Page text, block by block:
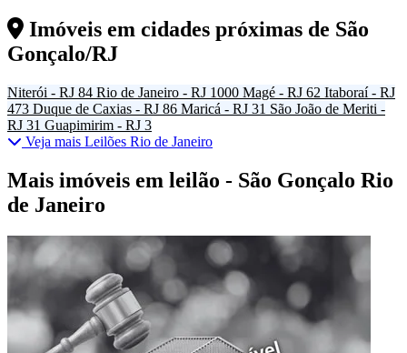
Imóveis em cidades próximas de São
Gonçalo/RJ
Niterói - RJ 84 Rio de Janeiro - RJ 1000 Magé - RJ 62 Itaboraí - RJ
473 Duque de Caxias - RJ 86 Maricá - RJ 31 São João de Meriti -
RJ 31 Guapimirim - RJ 3
Veja mais Leilões Rio de Janeiro
Mais imóveis em leilão - São Gonçalo Rio
de Janeiro